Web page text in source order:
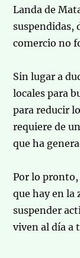
Landa de
suspendidas,
comercio no
Sin lugar a
locales para
para reducir
requiere de
que ha
Por lo pronto,
que hay en la
suspender
viven al día a